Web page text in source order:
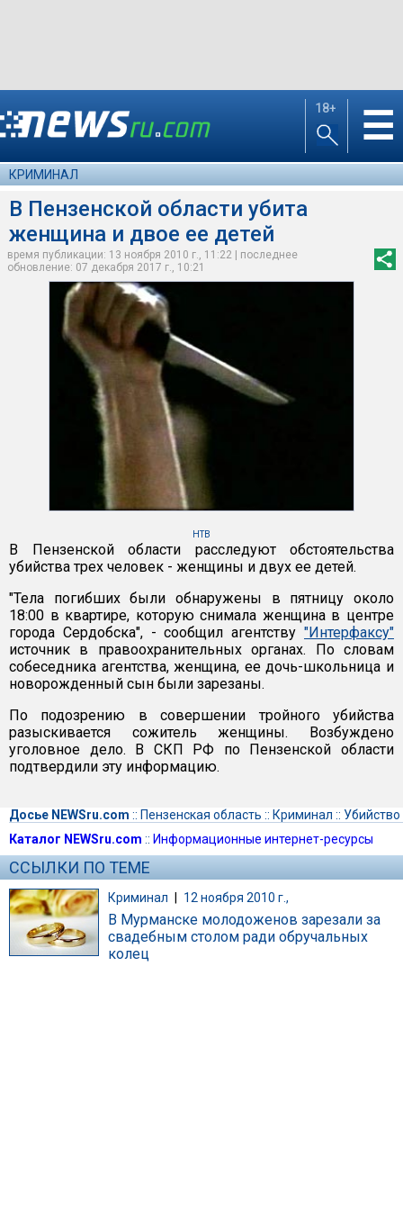
18+ ☰
КРИМИНАЛ
В Пензенской области убита
женщина и двое ее детей
время публикации: 13 ноября 2010 г., 11:22 | последнее
обновление: 07 декабря 2017 г., 10:21
НТВ
В Пензенской области расследуют обстоятельства
убийства трех человек - женщины и двух ее детей.
"Тела погибших были обнаружены в пятницу около
18:00 в квартире, которую снимала женщина в центре
города Сердобска", - сообщил агентству "Интерфаксу"
источник в правоохранительных органах. По словам
собеседника агентства, женщина, ее дочь-школьница и
новорожденный сын были зарезаны.
По подозрению в совершении тройного убийства
разыскивается сожитель женщины. Возбуждено
уголовное дело. В СКП РФ по Пензенской области
подтвердили эту информацию.
Досье NEWSru.com :: Пензенская область :: Криминал :: Убийство
Каталог NEWSru.com :: Информационные интернет-ресурсы
ССЫЛКИ ПО ТЕМЕ
Криминал | 12 ноября 2010 г.,
В Мурманске молодоженов зарезали за
свадебным столом ради обручальных
колец